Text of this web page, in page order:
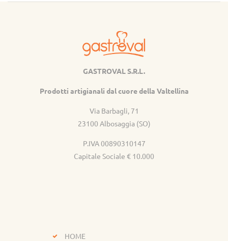
GASTROVAL S.R.L.
Prodotti artigianali dal cuore della Valtellina
Via Barbagli, 71
23100 Albosaggia (SO)
P.IVA 00890310147
Capitale Sociale € 10.000
HOME